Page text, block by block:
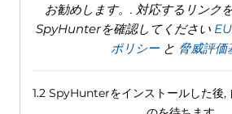
お勧めします。. 対応するリンク
SpyHunterを確認してください
ポリシーと 脅威評価
1.2 SpyHunterをインストールした後,